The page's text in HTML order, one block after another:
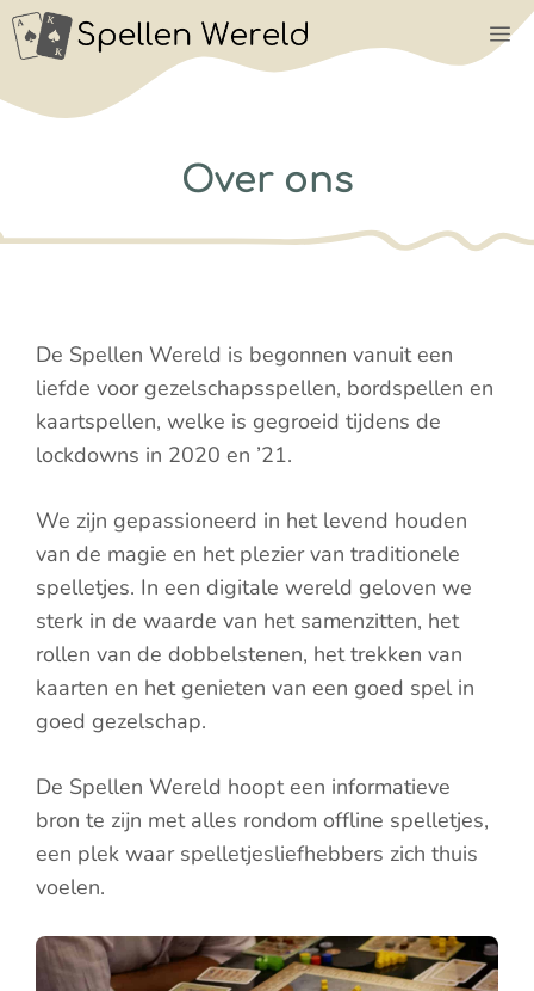
Ga
naar
inhoud
Over ons
De Spellen Wereld is begonnen vanuit een
liefde voor gezelschapsspellen, bordspellen en
kaartspellen, welke is gegroeid tijdens de
lockdowns in 2020 en ’21.
We zijn gepassioneerd in het levend houden
van de magie en het plezier van traditionele
spelletjes. In een digitale wereld geloven we
sterk in de waarde van het samenzitten, het
rollen van de dobbelstenen, het trekken van
kaarten en het genieten van een goed spel in
goed gezelschap.
De Spellen Wereld hoopt een informatieve
bron te zijn met alles rondom offline spelletjes,
een plek waar spelletjesliefhebbers zich thuis
voelen.